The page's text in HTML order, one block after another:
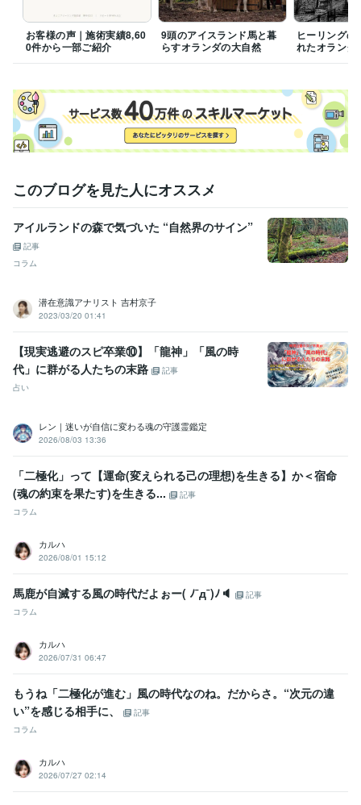
語学力
英語 ネイティブレベル
タイ語 日常会話レベル
ロシア語 日常会話レベル
お客様の声｜施術実績8,60
0件から一部ご紹介
9頭のアイスランド馬と暮
らすオランダの大自然
ヒーリングの
れたオランダ
このブログを見た人にオススメ
アイルランドの森で気づいた “自然界のサイン”
記事
コラム
潜在意識アナリスト 吉村京子
2023/03/20 01:41
【現実逃避のスピ卒業⑩】「龍神」「風の時
代」に群がる人たちの末路
記事
占い
レン｜迷いが自信に変わる魂の守護霊鑑定
2026/08/03 13:36
「二極化」って【運命(変えられる己の理想)を生きる】か＜宿命
(魂の約束を果たす)を生きる...
記事
コラム
カルハ
2026/08/01 15:12
馬鹿が自滅する風の時代だよぉー( ﾉ¯д¯)ﾉ🔈
記事
コラム
カルハ
2026/07/31 06:47
もうね「二極化が進む」風の時代なのね。だからさ。“次元の違
い”を感じる相手に、
記事
コラム
カルハ
2026/07/27 02:14